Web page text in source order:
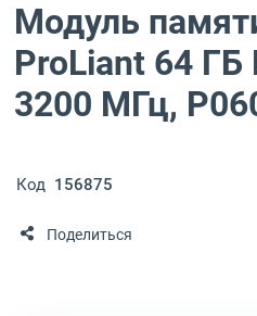
Модуль
ProLiant 64 ГБ
3200 МГц,
Код 156875
Поделиться